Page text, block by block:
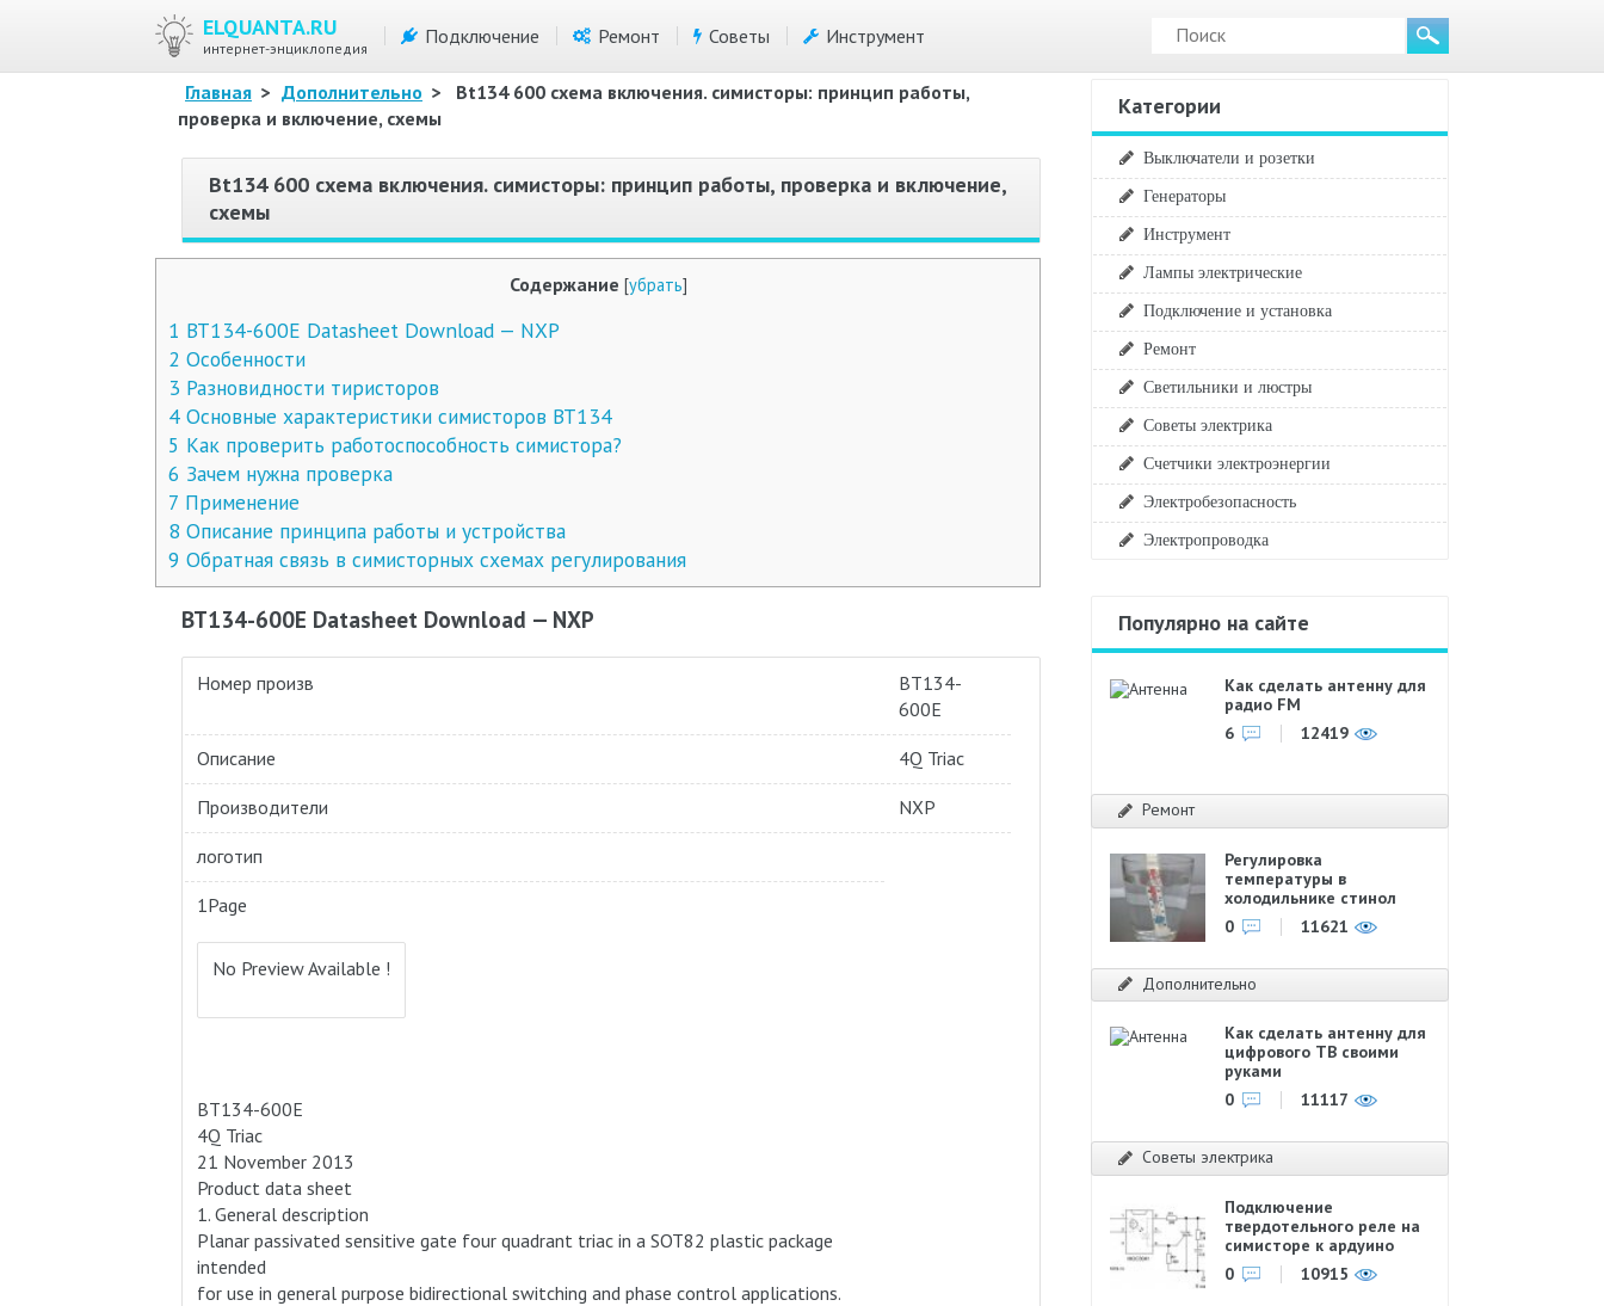
ELQUANTA.RU
интернет-энциклопедия
Подключение Ремонт Советы Инструмент
Главная > Дополнительно >
Bt134 600 схема включения. симисторы: принцип работы,
проверка и включение, схемы
Bt134 600 схема включения. симисторы: принцип работы, проверка и включение,
схемы
Содержание [убрать]
1 BT134-600E Datasheet Download — NXP
2 Особенности
3 Разновидности тиристоров
4 Основные характеристики симисторов BT134
5 Как проверить работоспособность симистора?
6 Зачем нужна проверка
7 Применение
8 Описание принципа работы и устройства
9 Обратная связь в симисторных схемах регулирования
BT134-600E Datasheet Download — NXP
Номер произв
BT134-
600E
Описание 4Q Triac
Производители NXP
логотип
1Page
No Preview Available !
BT134-600E
4Q Triac
21 November 2013
Product data sheet
1. General description
Planar passivated sensitive gate four quadrant triac in a SOT82 plastic package
intended
for use in general purpose bidirectional switching and phase control applications.
Категории
Выключатели и розетки
Генераторы
Инструмент
Лампы электрические
Подключение и установка
Ремонт
Светильники и люстры
Советы электрика
Счетчики электроэнергии
Электробезопасность
Электропроводка
Популярно на сайте
Как сделать антенну для
радио FM
6
12419
Ремонт
Регулировка
температуры в
холодильнике стинол
0
11621
Дополнительно
Как сделать антенну для
цифрового ТВ своими
руками
0
11117
Советы электрика
Подключение
твердотельного реле на
симисторе к ардуино
0
10915